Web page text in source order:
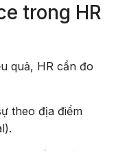
trong HR
quả, HR cần đo
theo địa điểm